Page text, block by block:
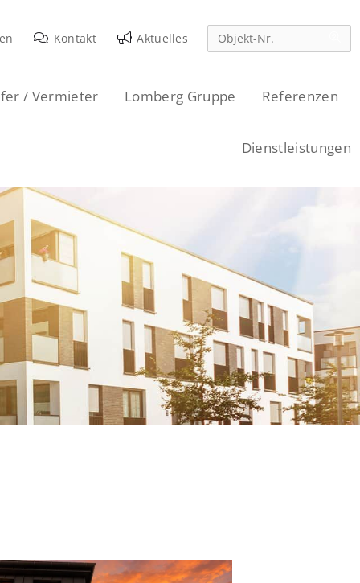
Kontakt Aktuelles
/ Vermieter Lomberg Gruppe Referenzen
Dienstleistungen